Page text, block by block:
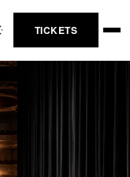
TICKETS